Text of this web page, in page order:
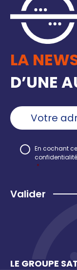
LA
D’UNE
Ajouter
une
adresse
RGPD *
En cochant
confidentialité
*
Recaptcha
LE GROUPE